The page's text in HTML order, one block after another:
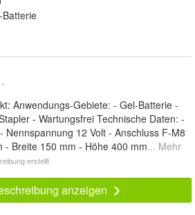
Batterie
*
Anwendungs-Gebiete: - Gel-Batterie -
- Wartungsfrei Technische Daten: -
Nennspannung 12 Volt - Anschluss F-M8
- Breite 150 mm - Höhe 400 mm... Mehr
erstellt
anzeigen